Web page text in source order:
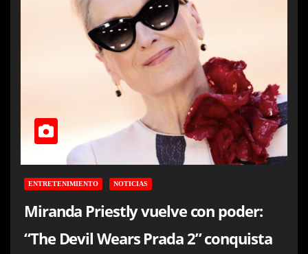
ENTRETENIMIENTO NOTICIAS
Miranda Priestly vuelve con poder:
“The Devil Wears Prada 2” conquista